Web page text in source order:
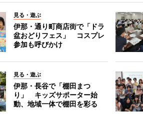
見る・遊ぶ
伊那・通り町商店街で「ドラ
盆おどりフェス」 コスプレ
参加も呼びかけ
見る・遊ぶ
伊那・長谷で「棚田まつ
り」 キッズサポーター始
動、地域一体で棚田を彩る